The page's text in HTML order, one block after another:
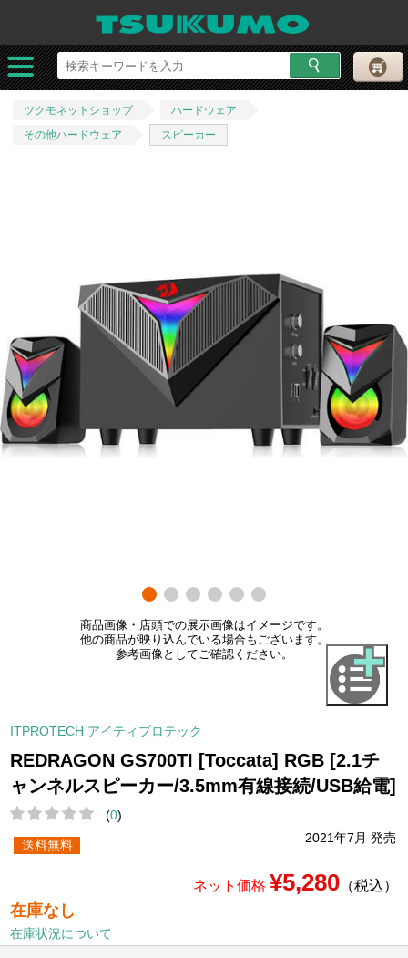
ツクモネットショップ
ハードウェア
その他ハードウェア
スピーカー
商品画像・店頭での展示画像はイメージです。
他の商品が映り込んでいる場合もございます。
参考画像としてご確認ください。
ITPROTECH アイティプロテック
REDRAGON GS700TI [Toccata] RGB [2.1チ
ャンネルスピーカー/3.5mm有線接続/USB給電]
(0)
2021年7月 発売
送料無料
ネット価格 ¥5,280（税込）
在庫なし
在庫状況について